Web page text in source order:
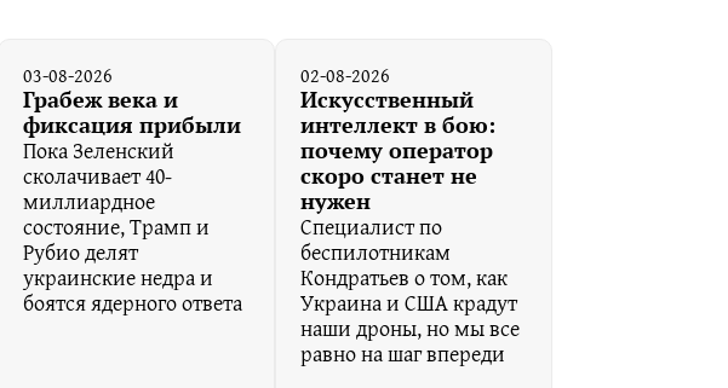
03-08-2026
Грабеж века и
фиксация прибыли
Пока Зеленский
сколачивает 40-
миллиардное
состояние, Трамп и
Рубио делят
украинские недра и
боятся ядерного ответа
02-08-2026
Искусственный
интеллект в бою:
почему оператор
скоро станет не
нужен
Специалист по
беспилотникам
Кондратьев о том, как
Украина и США крадут
наши дроны, но мы все
равно на шаг впереди